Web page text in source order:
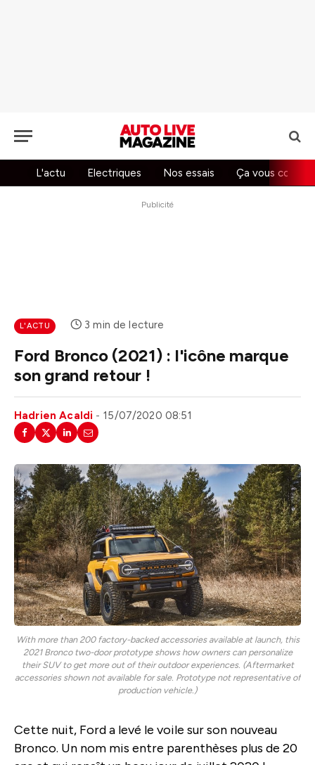
L'actu Electriques Nos essais Ça vous
Publicité
L'ACTU 3 min de lecture
Ford Bronco (2021) : l'icône marque
son grand retour !
Hadrien Acaldi 15/07/2020 08:51
With more than 200 factory-backed accessories available at launch, this
2021 Bronco two-door prototype shows how owners can personalize
their SUV to get more out of their outdoor experiences. (Aftermarket
accessories shown not available for sale. Prototype not representative of
production vehicle.)
Cette nuit, Ford a levé le voile sur son nouveau
Bronco. Un nom mis entre parenthèses plus de 20